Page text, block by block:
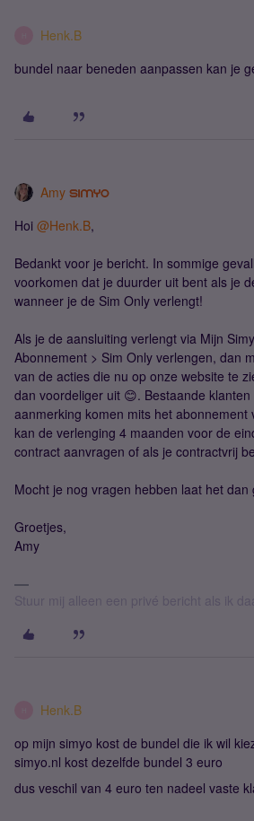
Henk.B
bundel naar beneden aanpassen kan je
Amy
Hoi @Henk.B,
Bedankt voor je bericht. In sommige
voorkomen dat je duurder uit bent als je
wanneer je de Sim Only verlengt!
Als je de aansluiting verlengt via Mijn
Abonnement > Sim Only verlengen, dan
van de acties die nu op onze website te
dan voordeliger uit 😊. Bestaande
aanmerking komen mits het abonnement
kan de verlenging 4 maanden voor de
contract aanvragen of als je contractvrij
Mocht je nog vragen hebben laat het dan
Groetjes,
Amy
Stuur mij alleen een privé bericht als ik
Henk.B
op mijn simyo kost de bundel die ik wil
simyo.nl kost dezelfde bundel 3 euro
dus veschil van 4 euro ten nadeel vaste